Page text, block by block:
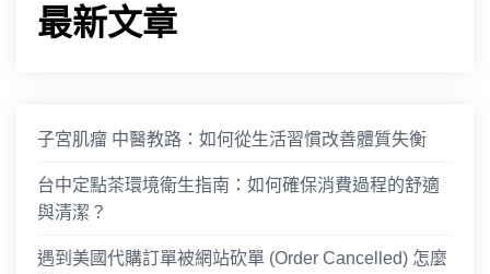
最新文章
子宮肌瘤 中醫教路：如何從生活習慣改善體質失衡
台中定點茶環境衛生指南：如何確保消費過程的舒適
與清潔？
遇到美國代購訂單被網站砍單 (Order Cancelled) 怎麼